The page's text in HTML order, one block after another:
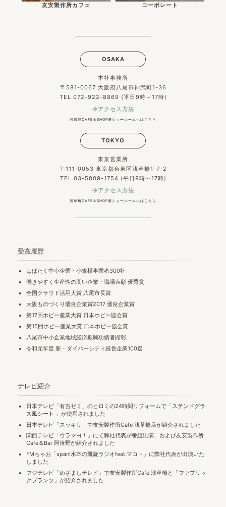
友安製作所カフェ コーポレート
OSAKA
本社事務所
〒581-0067 大阪府八尾市神武町1-36
TEL 072-922-8869 (平日9時～17時)
アクセス方法
阿倍野CAFE＆SHOP兼ショールームへはこちら
TOKYO
東京営業所
〒111-0053 東京都台東区浅草橋1-7-2
TEL 03-5809-1754 (平日9時～17時)
アクセス方法
浅草橋CAFE＆SHOP兼ショールームへはこちら
受賞履歴
はばたく中小企業・小規模事業者300社
働きやすく生産性の高い企業・職場表彰 優秀賞
全国クラウド活用大賞 八尾市長賞
大阪ものづくり優良企業賞2017 優良企業賞
第17回ホビー産業大賞 日本ホビー協会賞
第16回ホビー産業大賞 日本ホビー協会賞
八尾市中小企業地域経済振興功績者顕彰
令和元年度 新・ダイバーシティ経営企業100選
テレビ紹介
日本テレビ「有吉ゼミ」のヒロミの24時間リフォームで「ステンドグラ
ス風シート
」が使用されました
日本テレビ「スッキリ」で友安製作所Cafe 浅草橋店が紹介されました
関西テレビ「ウラマヨ！」にて弊社代表が番組出演、および友安製作所
Cafe＆Bar 阿倍野が紹介されました
FMちゃお「span!水本の凱旋ラジオfeat.マコト」に弊社代表が出演いた
しました
フジテレビ「めざましテレビ」で友安製作所Cafe 浅草橋と「ファブリッ
クプランツ 」が紹介されました